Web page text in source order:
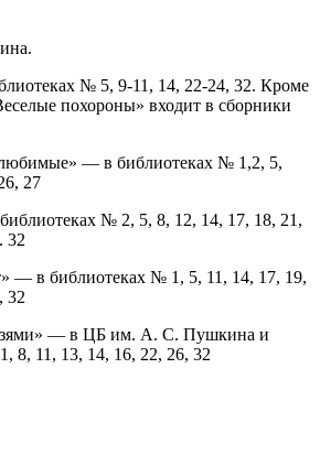
№ 5, 9-11, 14, 22-24, 32. Кроме
похороны» входит в сборники
— в библиотеках № 1,2, 5,
27
№ 2, 5, 8, 12, 14, 17, 18, 21,
32
— в библиотеках № 1, 5, 11, 14, 17, 19,
32
— в ЦБ им. А. С. Пушкина и
8, 11, 13, 14, 16, 22, 26, 32